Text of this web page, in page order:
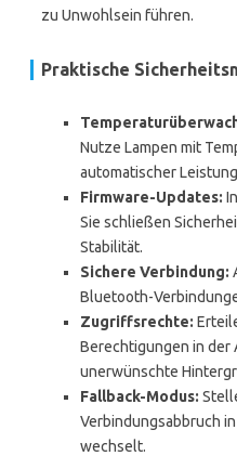
zu Unwohlsein führen.
Praktische
Nutze Lampen mit
automatischer
Firmware-Updates:
Sie schließen
Stabilität.
Sichere Verbindung:
Bluetooth-
Zugriffsrechte:
Berechtigungen in der
unerwünschte
Fallback-Modus:
Verbindungsabbruch
wechselt.